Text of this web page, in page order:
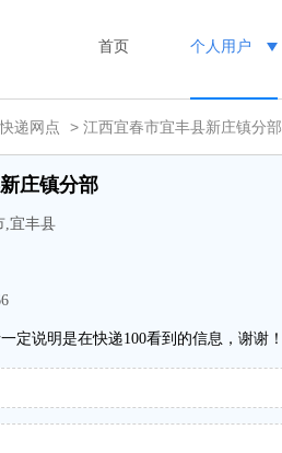
首页 个人用户
递网点 > 江西宜春市宜丰县新庄镇分部
庄镇分部
,宜丰县
定说明是在快递100看到的信息，谢谢！